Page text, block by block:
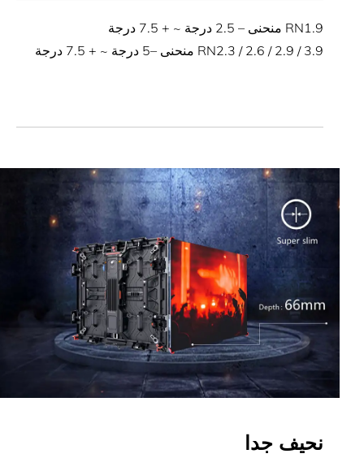
RN1.9 منحنى – 2.5 درجة ~ + 7.5 درجة
RN2.3 / 2.6 / 2.9 / 3.9 منحنى –5 درجة ~ + 7.5 درجة
نحيف جدا